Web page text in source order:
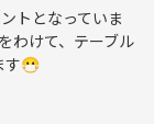
トとなっていま
わけて、テーブル
す😷